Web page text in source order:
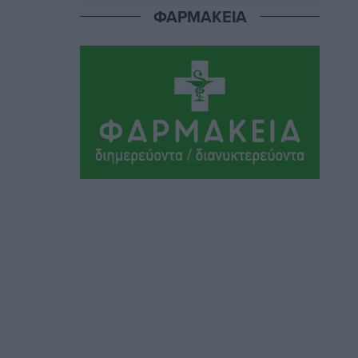
πριν 7 ώρες
15 Αυγούστου 2026: Πώς θα
πληρωθούν όσοι εργαστούν την αργία –
ΦΑΡΜΑΚΕΙΑ